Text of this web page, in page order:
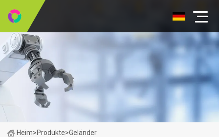
Heim>Produkte>Geländer